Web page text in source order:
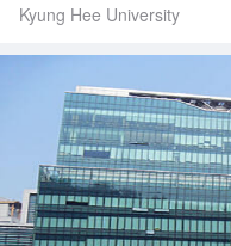
Kyung Hee University